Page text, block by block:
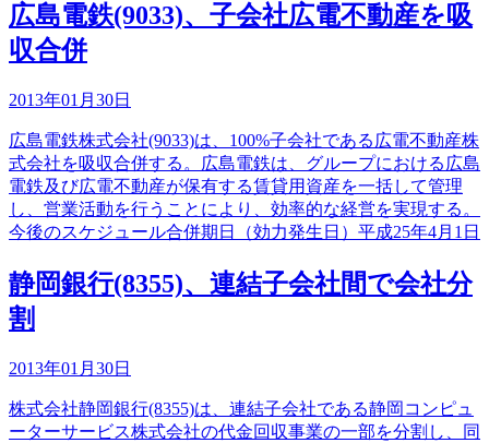
広島電鉄(9033)、子会社広電不動産を吸
収合併
2013年01月30日
広島電鉄株式会社(9033)は、100%子会社である広電不動産株
式会社を吸収合併する。広島電鉄は、グループにおける広島
電鉄及び広電不動産が保有する賃貸用資産を一括して管理
し、営業活動を行うことにより、効率的な経営を実現する。
今後のスケジュール合併期日（効力発生日）平成25年4月1日
静岡銀行(8355)、連結子会社間で会社分
割
2013年01月30日
株式会社静岡銀行(8355)は、連結子会社である静岡コンピュ
ーターサービス株式会社の代金回収事業の一部を分割し、同